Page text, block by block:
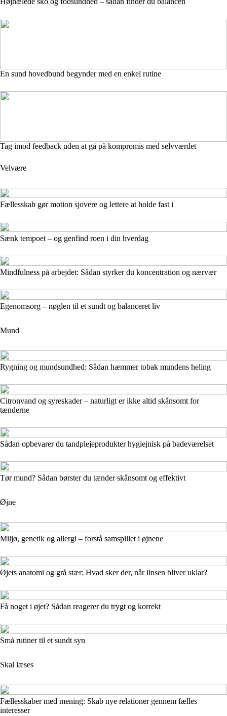
En sund hovedbund begynder med en enkel rutine
Tag imod feedback uden at gå på kompromis med selvværdet
Velvære
Fællesskab gør motion sjovere og lettere at holde fast i
Sænk tempoet – og genfind roen i din hverdag
Mindfulness på arbejdet: Sådan styrker du koncentration og nærvær
Egenomsorg – nøglen til et sundt og balanceret liv
Mund
Rygning og mundsundhed: Sådan hæmmer tobak mundens heling
Citronvand og syreskader – naturligt er ikke altid skånsomt for
tænderne
Sådan opbevarer du tandplejeprodukter hygiejnisk på badeværelset
Tør mund? Sådan børster du tænder skånsomt og effektivt
Øjne
Miljø, genetik og allergi – forstå samspillet i øjnene
Øjets anatomi og grå stær: Hvad sker der, når linsen bliver uklar?
Få noget i øjet? Sådan reagerer du trygt og korrekt
Små rutiner til et sundt syn
Skal læses
Fællesskaber med mening: Skab nye relationer gennem fælles
interesser